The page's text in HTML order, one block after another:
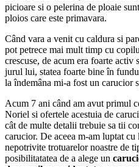
picioare si o pelerina de ploaie
ploios care este primavara.
Când vara a venit cu caldura si
pot petrece mai mult timp cu
crescuse, de acum era foarte activ
jurul lui, statea foarte bine în
la îndemâna mi-a fost un carucior
Acum 7 ani când am avut primul
Noriel si ofertele acestuia de
cât de multe detalii trebuie sa tii
carucior. De aceea m-am luptat
nepotrivite trotuarelor noastre de
posibilitatatea de a alege un